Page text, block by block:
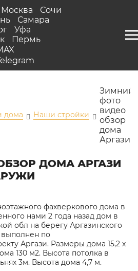
Москва
Сочи
Самара
Уфа
Пермь
дома Наши стройки
Зимний
фото
видео
обзор
дома
Аргази
ДОМА АРГАЗИ
фахверкового дома в
нами 2 года назад дом в
обл на берегу Аргазинского
по
Аргази. Размеры дома 15,2 х
130 м2. Высота потолка в
3м. Высота дома 4,7 м.